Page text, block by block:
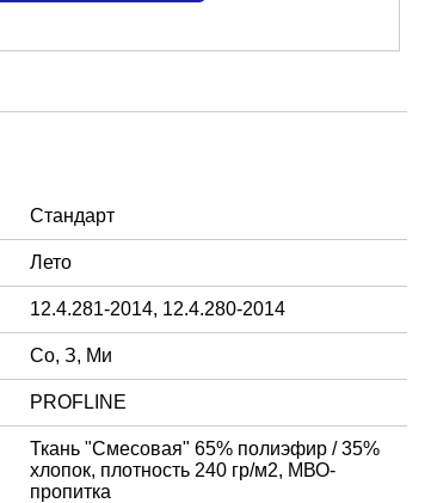
Стандарт
Лето
12.4.281-2014, 12.4.280-2014
Со, З, Ми
PROFLINE
Ткань "Смесовая" 65% полиэфир / 35%
хлопок, плотность 240 гр/м2, МВО-
пропитка